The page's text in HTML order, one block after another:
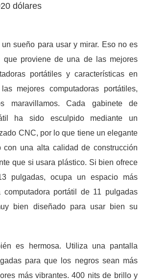
dólares
sueño para usar y mirar. Eso no es
que proviene de una de las mejores
portátiles y características en
mejores computadoras portátiles,
maravillamos. Cada gabinete de
ha sido esculpido mediante un
CNC, por lo que tiene un elegante
con una alta calidad de construcción
que si usara plástico. Si bien ofrece
pulgadas, ocupa un espacio más
portátil de 11 pulgadas
bien diseñado para usar bien su
es hermosa. Utiliza una pantalla
para que los negros sean más
más vibrantes. 400 nits de brillo y